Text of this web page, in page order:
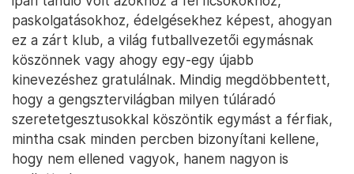
paskolgatásokhoz, édelgésekhez képest, ahogyan
ez a zárt klub, a világ futballvezetői egymásnak
köszönnek vagy ahogy egy-egy újabb
kinevezéshez gratulálnak. Mindig megdöbbentett,
hogy a gengsztervilágban milyen túláradó
szeretetgesztusokkal köszöntik egymást a férfiak,
mintha csak minden percben bizonyítani kellene,
hogy nem ellened vagyok, hanem nagyon is